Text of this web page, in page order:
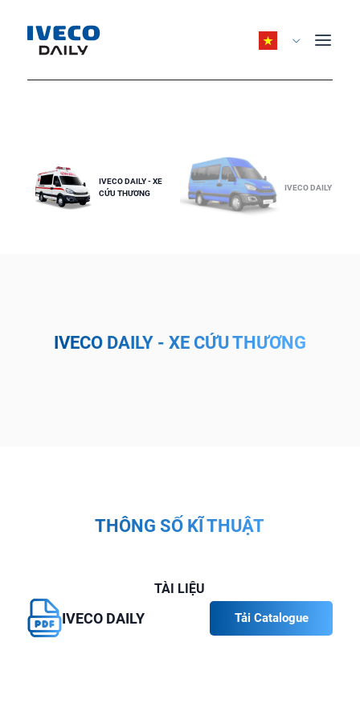
IVECO DAILY
IVECO DAILY - XE
CỨU THƯƠNG
IVECO DAILY - XE CỨU THƯƠNG
THÔNG SỐ KĨ THUẬT
TÀI LIỆU
IVECO DAILY Tải Catalogue